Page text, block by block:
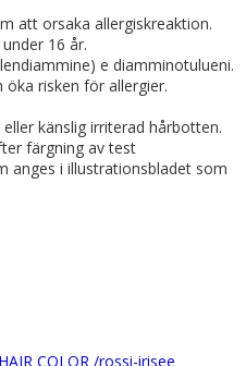
att orsaka allergiskreaktion.
16 år.
e diamminotulueni.
risken för allergier.
känslig irriterad hårbotten.
färgning av test
anges i illustrationsbladet som